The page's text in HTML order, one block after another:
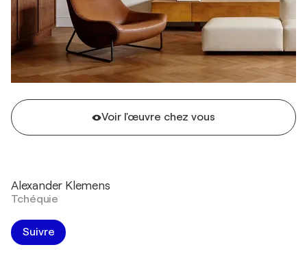
Voir l'œuvre chez vous
Alexander Klemens
Tchéquie
Suivre